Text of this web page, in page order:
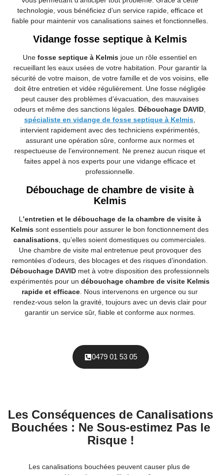
technologie, vous bénéficiez d’un service rapide, efficace et
fiable pour maintenir vos canalisations saines et fonctionnelles.
Vidange fosse septique à Kelmis
Une fosse septique à Kelmis joue un rôle essentiel en
recueillant les eaux usées de votre habitation. Pour garantir la
sécurité de votre maison, de votre famille et de vos voisins, elle
doit être entretien et vidée régulièrement. Une fosse négligée
peut causer des problèmes d’évacuation, des mauvaises
odeurs et même des sanctions légales. Débouchage DAVID
spécialiste en vidange de fosse septique à Kelmis
intervient rapidement avec des techniciens expérimentés,
assurant une opération sûre, conforme aux normes et
respectueuse de l’environnement. Ne prenez aucun risque et
faites appel à nos experts pour une vidange efficace et
professionnelle.
Débouchage de chambre de visite à
Kelmis
L ’entretien et le débouchage de la chambre de visite à
Kelmis sont essentiels pour assurer le bon fonctionnement des
canalisations , qu’elles soient domestiques ou commerciales.
Une chambre de visite mal entretenue peut provoquer des
remontées d’odeurs, des blocages et des risques d’inondation.
Débouchage DAVID met à votre disposition des professionnels
expérimentés pour un débouchage chambre de visite Kelmis
rapide et efficace . Nous intervenons en urgence ou sur
rendez-vous selon la gravité, toujours avec un devis clair pour
garantir un service sûr, fiable et conforme aux normes.
0479 01 53 05
Les Conséquences de Canalisations
Bouchées : Ne Sous-estimez Pas le
Risque !
Les canalisations bouchées peuvent causer plus de